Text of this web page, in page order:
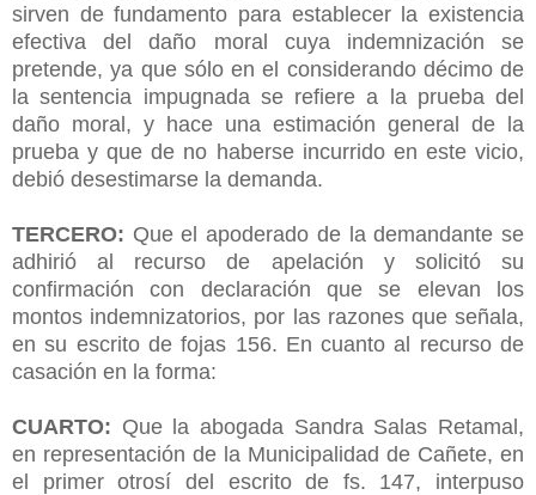
sirven de fundamento para establecer la existencia
efectiva del daño moral cuya indemnización se
pretende, ya que sólo en el considerando décimo de
la sentencia impugnada se refiere a la prueba del
daño moral, y hace una estimación general de la
prueba y que de no haberse incurrido en este vicio,
debió desestimarse la demanda.
TERCERO: Que el apoderado de la demandante se
adhirió al recurso de apelación y solicitó su
confirmación con declaración que se elevan los
montos indemnizatorios, por las razones que señala,
en su escrito de fojas 156. En cuanto al recurso de
casación en la forma:
CUARTO: Que la abogada Sandra Salas Retamal,
en representación de la Municipalidad de Cañete, en
el primer otrosí del escrito de fs. 147, interpuso